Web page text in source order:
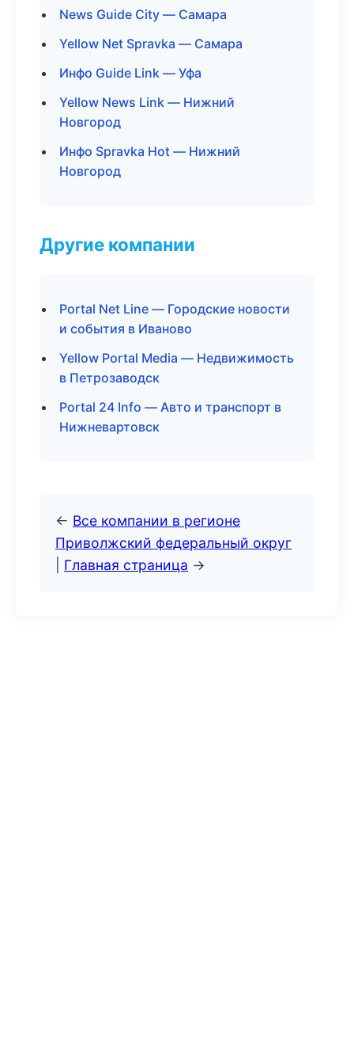
News Guide City — Самара
Yellow Net Spravka — Самара
Инфо Guide Link — Уфа
Yellow News Link — Нижний
Новгород
Инфо Spravka Hot — Нижний
Новгород
Другие компании
Portal Net Line — Городские новости
и события в Иваново
Yellow Portal Media — Недвижимость
в Петрозаводск
Portal 24 Info — Авто и транспорт в
Нижневартовск
← Все компании в регионе
Приволжский федеральный округ
Главная страница →